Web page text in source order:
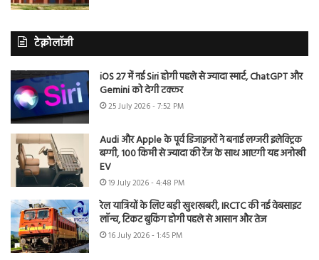
टेक्नोलॉजी
iOS 27 में नई Siri होगी पहले से ज्यादा स्मार्ट, ChatGPT और
Gemini को देगी टक्कर
25 July 2026 - 7:52 PM
Audi और Apple के पूर्व डिजाइनरों ने बनाई लग्जरी इलेक्ट्रिक
बग्गी, 100 किमी से ज्यादा की रेंज के साथ आएगी यह अनोखी
EV
19 July 2026 - 4:48 PM
रेल यात्रियों के लिए बड़ी खुशखबरी, IRCTC की नई वेबसाइट
लॉन्च, टिकट बुकिंग होगी पहले से आसान और तेज
16 July 2026 - 1:45 PM